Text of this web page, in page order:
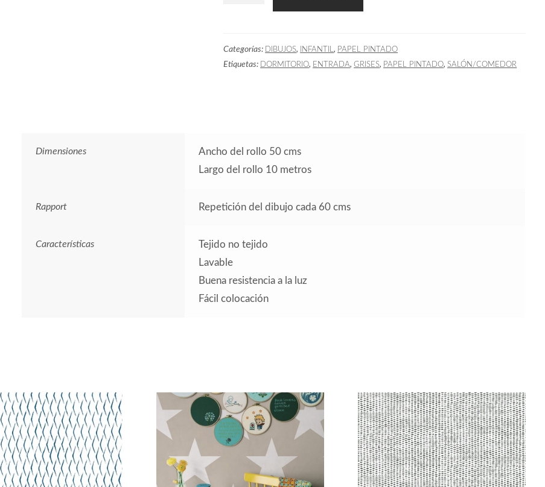
cantidad
Categorías: DIBUJOS, INFANTIL, PAPEL PINTADO
Etiquetas: DORMITORIO, ENTRADA,GRISES, PAPEL PINTADO,SALÓN/COMEDOR
Dimensiones
Ancho del rollo 50 cms
Largo del rollo 10 metros
Rapport Repetición del dibujo cada 60 cms
Características
Tejido no tejido
Lavable
Buena resistencia a la luz
Fácil colocación